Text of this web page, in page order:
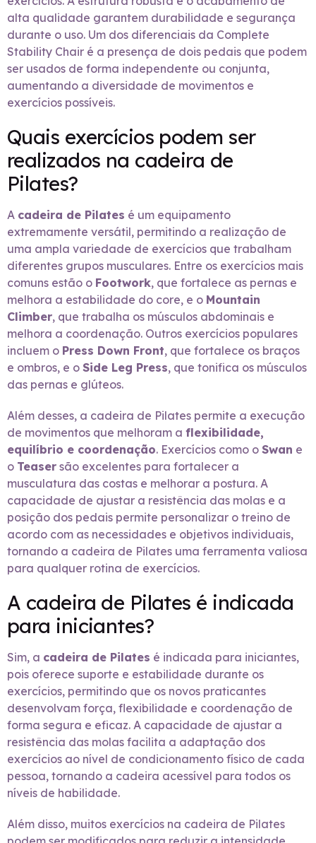
alta qualidade garantem durabilidade e segurança
durante o uso. Um dos diferenciais da Complete
Stability Chair é a presença de dois pedais que podem
ser usados de forma independente ou conjunta,
aumentando a diversidade de movimentos e
exercícios possíveis.
Quais exercícios podem ser
realizados na cadeira de
Pilates?
A cadeira de Pilates é um equipamento
extremamente versátil, permitindo a realização de
uma ampla variedade de exercícios que trabalham
diferentes grupos musculares. Entre os exercícios mais
comuns estão o Footwork, que fortalece as pernas e
melhora a estabilidade do core, e o Mountain
Climber, que trabalha os músculos abdominais e
melhora a coordenação. Outros exercícios populares
incluem o Press Down Front, que fortalece os braços
e ombros, e o Side Leg Press, que tonifica os músculos
das pernas e glúteos.
Além desses, a cadeira de Pilates permite a execução
de movimentos que melhoram a flexibilidade,
equilíbrio e coordenação. Exercícios como o Swan e
o Teaser são excelentes para fortalecer a
musculatura das costas e melhorar a postura. A
capacidade de ajustar a resistência das molas e a
posição dos pedais permite personalizar o treino de
acordo com as necessidades e objetivos individuais,
tornando a cadeira de Pilates uma ferramenta valiosa
para qualquer rotina de exercícios.
A cadeira de Pilates é indicada
para iniciantes?
Sim, a cadeira de Pilates é indicada para iniciantes,
pois oferece suporte e estabilidade durante os
exercícios, permitindo que os novos praticantes
desenvolvam força, flexibilidade e coordenação de
forma segura e eficaz. A capacidade de ajustar a
resistência das molas facilita a adaptação dos
exercícios ao nível de condicionamento físico de cada
pessoa, tornando a cadeira acessível para todos os
níveis de habilidade.
Além disso, muitos exercícios na cadeira de Pilates